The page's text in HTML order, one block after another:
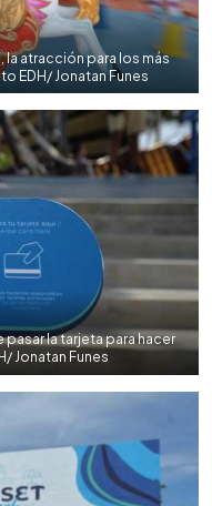
la atracción para los más
EDH/ Jonatan Funes
la tarjeta para hacer
Jonatan Funes